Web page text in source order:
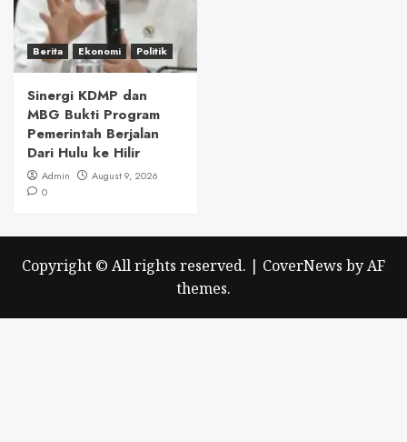
Berita Ekonomi Politik
Sinergi KDMP dan
MBG Bukti Program
Pemerintah Berjalan
Dari Hulu ke Hilir
Admin
August 9, 2026
0
Copyright © All rights reserved. | CoverNews by AF
themes.